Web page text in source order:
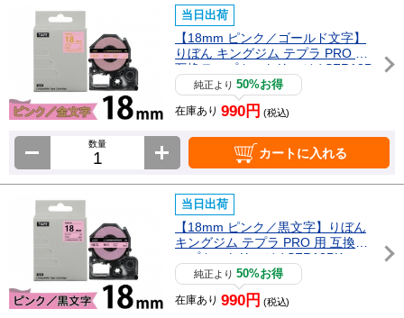
当日出荷
【18mm ピンク／ゴールド文字】
りぼん キングジム テプラ PRO 用
互換テープカートリッジ / SFR18P
純正より50%お得
在庫あり 990円 (税込)
数量
カートに入れる
当日出荷
【18mm ピンク／黒文字】りぼん
キングジム テプラ PRO 用 互換テ
ープカートリッジ / SFR18PK
純正より50%お得
在庫あり 990円 (税込)